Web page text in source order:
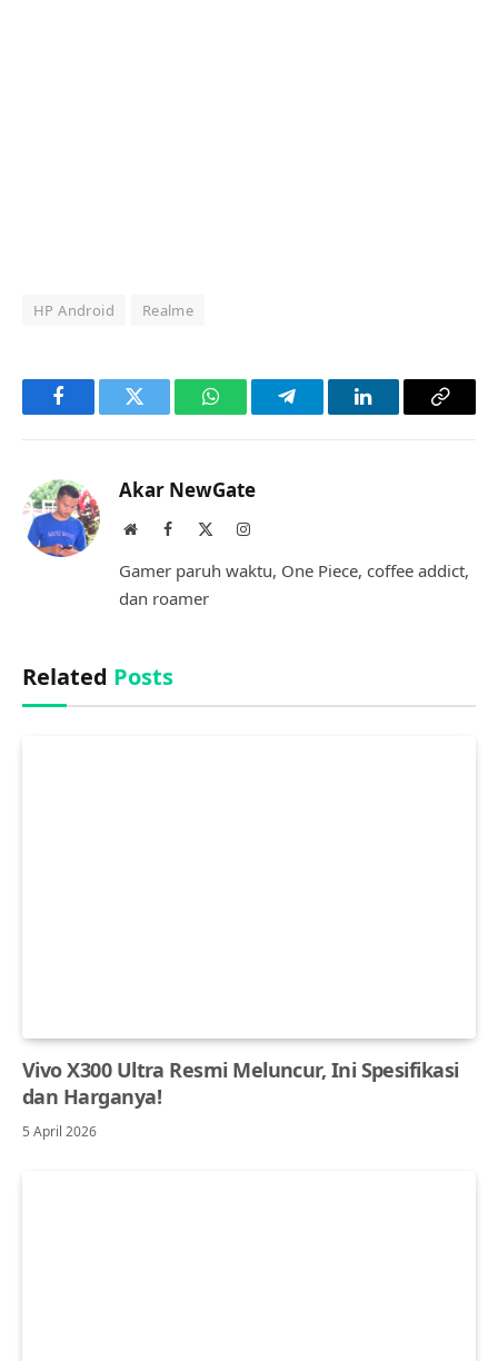
HP Android Realme
FacebookTwitter WhatsAppTelegramLinkedInCopy
Akar NewGate
WebsiteFacebook Instagram
Gamer paruh waktu, One Piece, coffee addict,
dan roamer
Related Posts
Vivo X300 Ultra Resmi Meluncur, Ini Spesifikasi
dan Harganya!
5 April 2026